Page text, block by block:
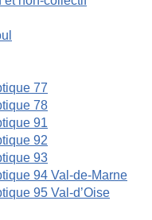
77
78
91
92
93
94 Val-de-Marne
95 Val-d’Oise